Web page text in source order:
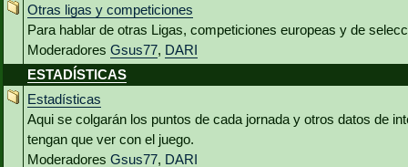
Otras ligas y competiciones
Para hablar de otras Ligas, competiciones europeas y de
Moderadores Gsus77, DARI
ESTADÍSTICAS
Estadísticas
Aqui se colgarán los puntos de cada jornada y otros datos de
tengan que ver con el juego.
Moderadores Gsus77, DARI